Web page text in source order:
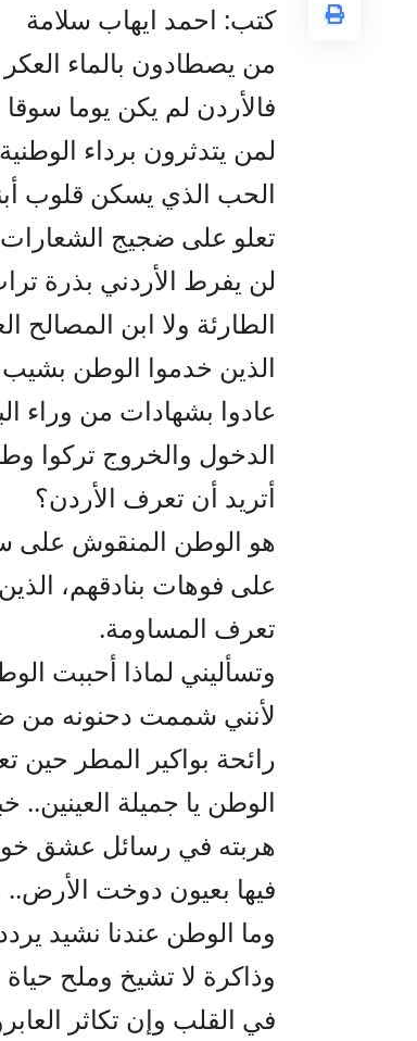
كتب: احمد ايهاب سلامة
من يصطادون بالماء
فالأردن لم يكن يوما
لمن يتدثرون برداء
الحب الذي يسكن قلوب
تعلو على ضجيج الشعارات
لن يفرط الأردني بذرة
الطارئة ولا ابن المصالح
الذين خدموا الوطن
عادوا بشهادات من وراء
الدخول والخروج تركوا
أتريد أن تعرف الأردن؟
هو الوطن المنقوش على
على فوهات بنادقهم،
تعرف المساومة.
وتسأليني لماذا أحببت
لأنني شممت دحنونه من
رائحة بواكير المطر حين
الوطن يا جميلة
هربته في رسائل عشق
فيها بعيون دوخت الأرض..
وما الوطن عندنا نشيد
وذاكرة لا تشيخ وملح
في القلب وإن تكاثر